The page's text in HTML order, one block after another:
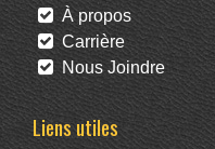
À propos
Carrière
Nous Joindre
Liens utiles